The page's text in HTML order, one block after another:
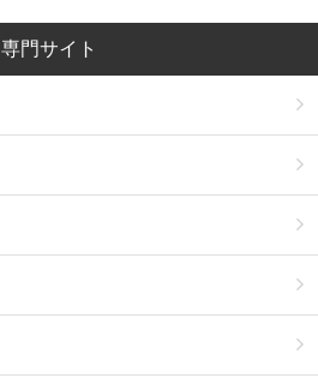
専門サイト